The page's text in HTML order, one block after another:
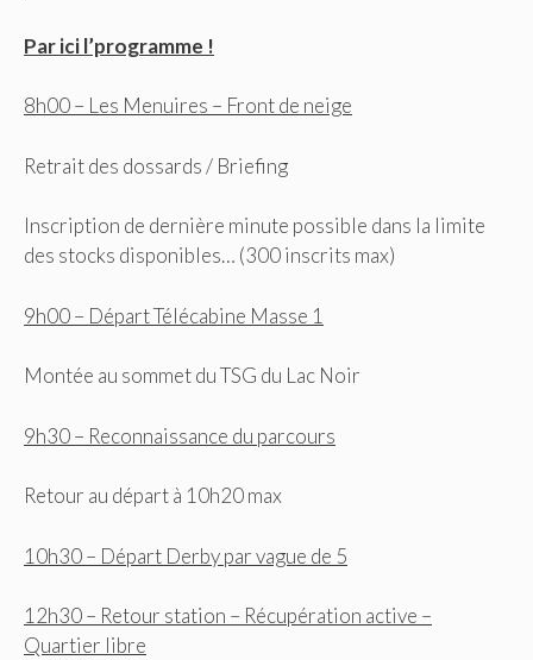
Par ici l’programme !
8h00 – Les Menuires – Front de neige
Retrait des dossards / Briefing
Inscription de dernière minute possible dans la limite
des stocks disponibles… (300 inscrits max)
9h00 – Départ Télécabine Masse 1
Montée au sommet du TSG du Lac Noir
9h30 – Reconnaissance du parcours
Retour au départ à 10h20 max
10h30 – Départ Derby par vague de 5
12h30 – Retour station – Récupération active –
Quartier libre